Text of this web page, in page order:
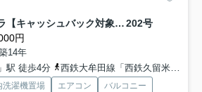
グランドゥールステラ【キャッシュバック対象物件】 202号
円
14年
駅 徒歩4分
西鉄大牟田線「西鉄久留米」駅 徒歩15分
洗濯機置場 エアコン
バルコニー